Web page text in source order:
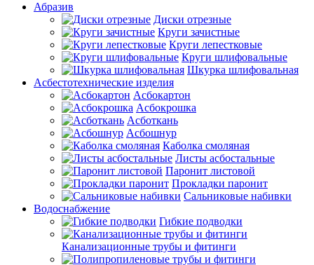
Абразив
Диски отрезные
Круги зачистные
Круги лепестковые
Круги шлифовальные
Шкурка шлифовальная
Асбестотехнические изделия
Асбокартон
Асбокрошка
Асботкань
Асбошнур
Каболка смоляная
Листы асбостальные
Паронит листовой
Прокладки паронит
Сальниковые набивки
Водоснабжение
Гибкие подводки
Канализационные трубы и фитинги